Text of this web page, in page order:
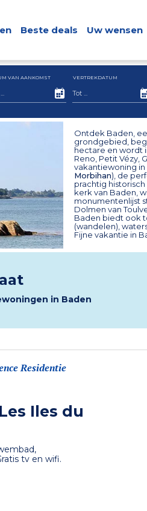
Beste deals Uw wensen
VAN AANKOMST VERTREKDATUM
Ontdek Baden,
grondgebied,
hectare en wordt
Reno, Petit Vézy,
vakantiewoning in
Morbihan), de
prachtig
kerk van Baden,
monumentenlijst
Dolmen van
Baden biedt ook
(wandelen),
Fijne vakantie in
in Baden
Residentie
Iles du
tv en wifi.